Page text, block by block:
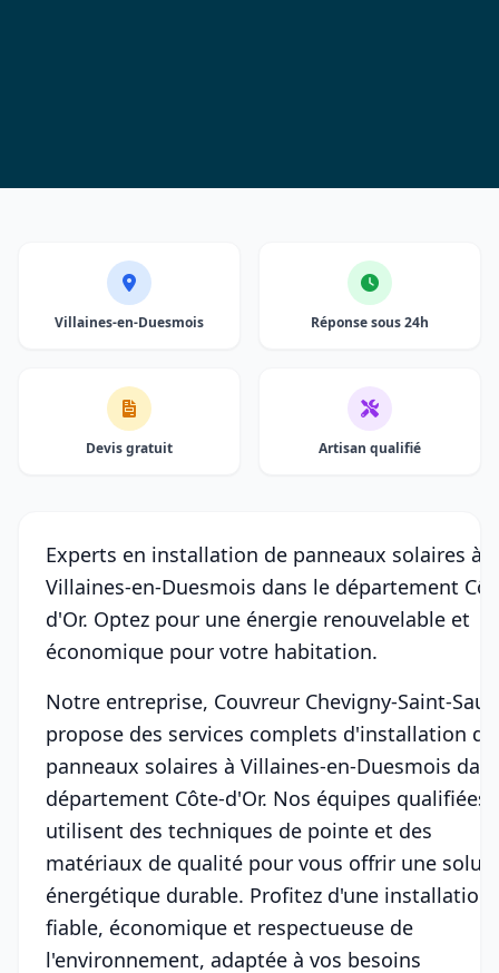
Villaines-en-Duesmois Réponse sous 24h
Devis gratuit Artisan qualifié
Experts en installation de panneaux solaires à
Villaines-en-Duesmois dans le département
d'Or. Optez pour une énergie renouvelable et
économique pour votre habitation.
Notre entreprise, Couvreur Chevigny-Saint-
propose des services complets d'installation de
panneaux solaires à Villaines-en-Duesmois
département Côte-d'Or. Nos équipes qualifiées
utilisent des techniques de pointe et des
matériaux de qualité pour vous offrir une
énergétique durable. Profitez d'une installation
fiable, économique et respectueuse de
l'environnement, adaptée à vos besoins